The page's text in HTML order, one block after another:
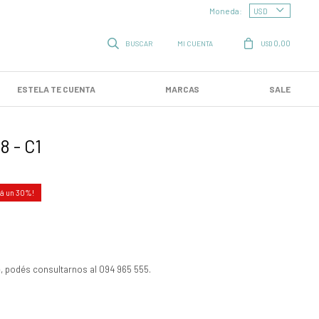
ESTELA TE CUENTA MARCAS SALE
USD 0,00
Moneda:
- C1
30
podés consultarnos al 094 965 555.